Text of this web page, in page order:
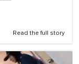
Read the full story